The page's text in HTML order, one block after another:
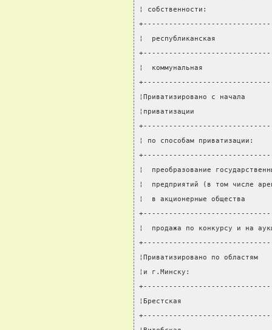
¦ собственности:
¦  республиканская
¦  коммунальная
¦Приватизировано с
¦приватизации
¦ по способам
¦  преобразование
¦  предприятий (в том
¦  в акционерные
¦  продажа по конкурсу и
¦Приватизировано по
¦и г.Минску:
¦Брестская